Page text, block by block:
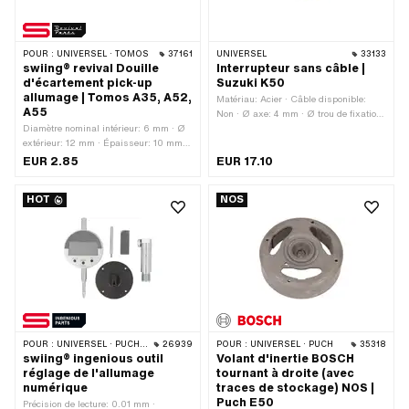
POUR : UNIVERSEL · TOMOS 37161
swiing® revival Douille
d'écartement pick-up
allumage | Tomos A35, A52,
A55
Diamètre nominal intérieur: 6 mm · Ø
extérieur: 12 mm · Épaisseur: 10 mm ·
Fabricant: swiing® revival parts ·
bleu · Ø intérieur: 6.2 mm · Taille du
filetage: M6 · Diamètre nominal
(filetage): 6 mm · Tomos numéro OEM:
EUR 2.85
UNIVERSEL 33133
Interrupteur sans câble |
Suzuki K50
Matériau: Acier · Câble disponible:
Non · Ø axe: 4 mm · Ø trou de fixation:
EUR 17.10
HOT
POUR : UNIVERSEL · PUCH · SACHS · ZÜNDAPP BELMONDO · SOLEX · TOMOS · BYE BIKE 26939
swiing® ingenious outil
réglage de l'allumage
numérique
Précision de lecture: 0.01 mm ·
NOS
POUR : UNIVERSEL · PUCH 35318
Volant d'inertie BOSCH
tournant à droite (avec
traces de stockage) NOS |
Puch E50